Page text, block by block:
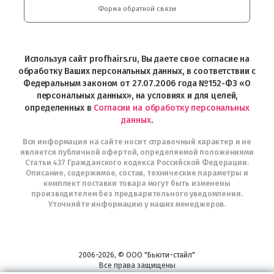
и
Интернет-
Telegram
Форма обратной связи
Используя сайт profhairs.ru, Вы даете свое согласие на
обработку Ваших персональных данных, в соответствии с
Федеральным законом от 27.07.2006 года №152-ФЗ «О
персональных данных», на условиях и для целей,
определенных в Согласии на обработку персональных
данных.
Вся информация на сайте носит справочный характер и не
является публичной офертой, определяемой положениями
Статьи 437 Гражданского кодекса Российской Федерации.
Описание, содержимое, состав, технические параметры и
комплект поставки товара могут быть изменены
производителем без предварительного уведомления.
Уточняйте информацию у наших менеджеров.
2006-2026, © ООО "Бьюти-стайл"
Все права защищены